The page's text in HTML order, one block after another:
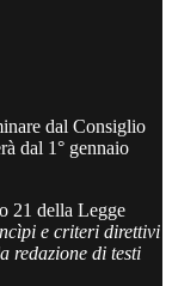
dal Consiglio
dal 1° gennaio
21 della Legge
e criteri direttivi
redazione di testi